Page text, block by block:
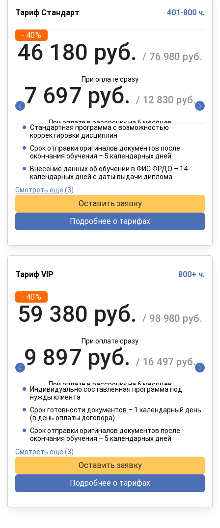
Тариф Стандарт 401-800 ч.
- 40%
46 180 руб. / 76 980 руб.
При оплате сразу
7 697 руб. / 12 830 руб.
При оплате в рассрочку на 6 месяцев
3 849 руб.
При оплате в рассрочку на 12 месяцев
Стандартная программа с возможностью
корректировки дисциплин
Срок отправки оригиналов документов после
окончания обучения – 5 календарных дней
Внесение данных об обучении в ФИС ФРДО – 14
календарных дней с даты выдачи диплома
Смотреть еще (3)
Оставить заявку
Подробнее о тарифах
Тариф VIP 800+ ч.
- 40%
59 380 руб. / 98 980 руб.
При оплате сразу
9 897 руб. / 16 497 руб.
При оплате в рассрочку на 6 месяцев
4 949 руб. / 8 249 руб.
При оплате в рассрочку на 12 месяцев
Индивидуально составленная программа под
нужды клиента
Срок готовности документов – 1 календарный день
(в день оплаты договора)
Срок отправки оригиналов документов после
окончания обучения – 5 календарных дней
Смотреть еще (3)
Оставить заявку
Подробнее о тарифах